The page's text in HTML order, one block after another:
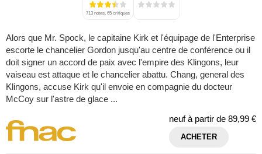
713 notes, 65 critiques
Alors que Mr. Spock, le capitaine Kirk et l'équipage de l'Enterprise
escorte le chancelier Gordon jusqu'au centre de conférence ou il
doit signer un accord de paix avec l'empire des Klingons, leur
vaiseau est attaque et le chancelier abattu. Chang, general des
Klingons, accuse Kirk qu'il envoie en compagnie du docteur
McCoy sur l'astre de glace ...
neuf à partir de 89,99 €
ACHETER